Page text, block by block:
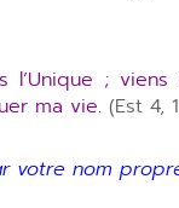
l’Unique ;
ma vie. (Est 4,
votre nom